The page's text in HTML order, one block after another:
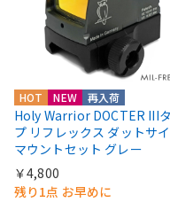
HOT NEW 再入荷
Holy Warrior DOCTER III
プ リフレックス ダットサ
マウントセット グレー
￥4,800
残り1点 お早めに